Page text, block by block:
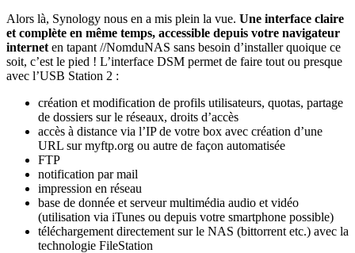
Alors là, Synology nous en a mis plein la vue. Une interface claire
et complète en même temps, accessible depuis votre navigateur
internet en tapant //NomduNAS sans besoin d’installer quoique ce
soit, c’est le pied ! L’interface DSM permet de faire tout ou presque
avec l’USB Station 2 :
création et modification de profils utilisateurs, quotas, partage
de dossiers sur le réseaux, droits d’accès
accès à distance via l’IP de votre box avec création d’une
URL sur myftp.org ou autre de façon automatisée
FTP
notification par mail
impression en réseau
base de donnée et serveur multimédia audio et vidéo
(utilisation via iTunes ou depuis votre smartphone possible)
téléchargement directement sur le NAS (bittorrent etc.) avec la
technologie FileStation